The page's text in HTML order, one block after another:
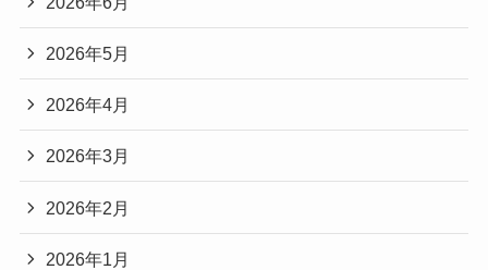
2026年5月
2026年4月
2026年3月
2026年2月
2026年1月